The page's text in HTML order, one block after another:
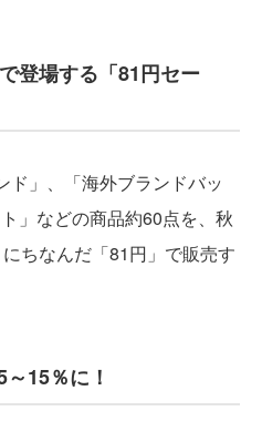
登場する「81円セー
」、「海外ブランドバッ
」などの商品約60点を、秋
ちなんだ「81円」で販売す
15％に！